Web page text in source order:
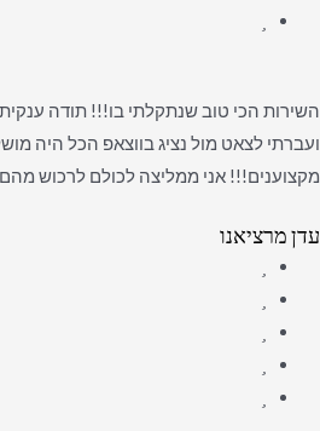
השירות הכי טוב שנתקלתי בו!!! תודה
ועברתי לצאט מול נציג בווצאפ הכל היה
מקצוענים!!! אני ממליצה לכולם לרכוש מהם
עדן מרציאנו